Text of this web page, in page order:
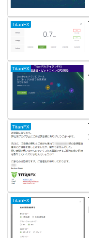
TitanFX
TitanFX
TitanFX
TitanFX